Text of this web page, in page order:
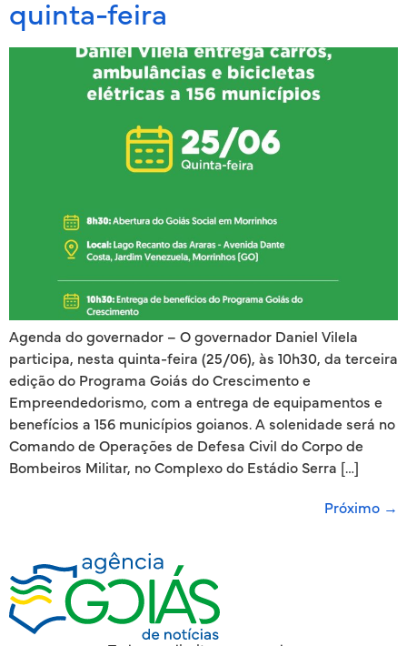
quinta-feira
Agenda do governador – O governador Daniel Vilela
participa, nesta quinta-feira (25/06), às 10h30, da terceira
edição do Programa Goiás do Crescimento e
Empreendedorismo, com a entrega de equipamentos e
benefícios a 156 municípios goianos. A solenidade será no
Comando de Operações de Defesa Civil do Corpo de
Bombeiros Militar, no Complexo do Estádio Serra […]
Próximo →